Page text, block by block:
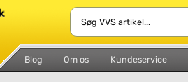
Blog Om os Kundeservice